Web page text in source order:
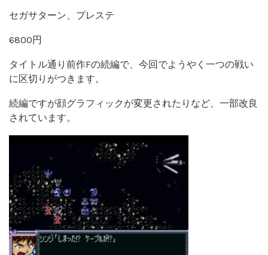
セガサターン、プレステ
6800円
タイトル通り前作Fの続編で、今回でようやく一つの戦い
に区切りがつきます。
続編ですが顔グラフィックが変更されたりなど、一部改良
されています。